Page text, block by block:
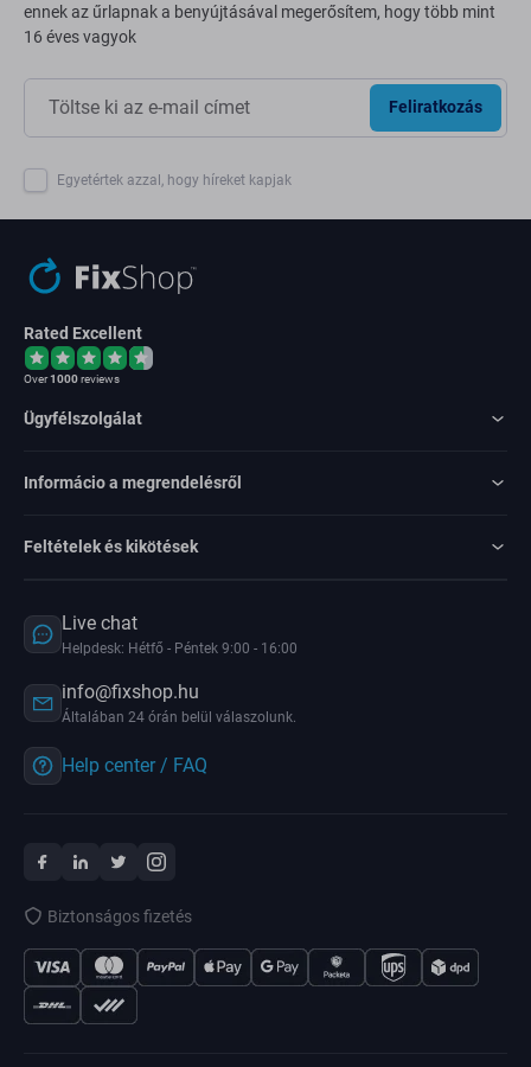
ennek az űrlapnak a benyújtásával megerősítem, hogy több mint
16 éves vagyok
Feliratkozás
Egyetértek azzal, hogy híreket kapjak
Rated Excellent
Over1000reviews
Ügyfélszolgálat
Informácio a megrendelésről
Feltételek és kikötések
Live chat
Helpdesk: Hétfő - Péntek 9:00 - 16:00
info@fixshop.hu
Általában 24 órán belül válaszolunk.
Help center / FAQ
Biztonságos fizetés